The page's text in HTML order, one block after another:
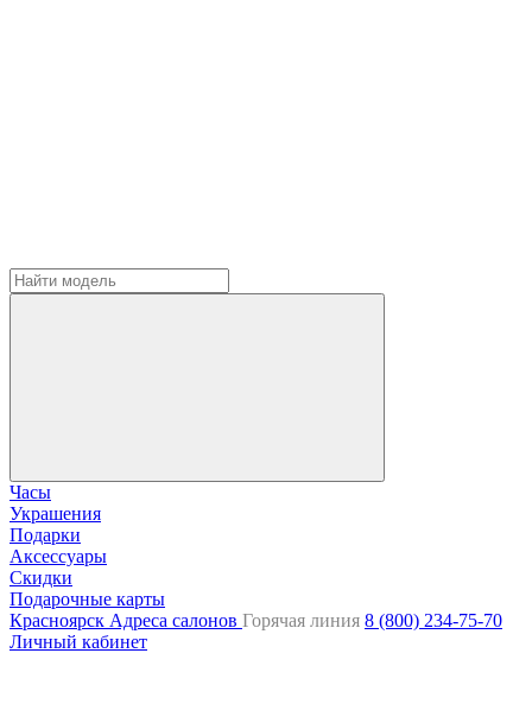
Часы
Украшения
Подарки
Аксессуары
Скидки
Подарочные карты
Красноярск Адреса салонов Горячая линия 8 (800) 234-75-70
Личный кабинет